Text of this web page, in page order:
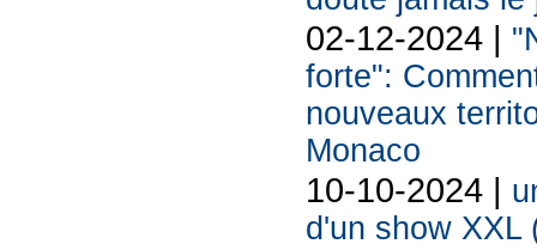
02-12-2024 |
forte":
nouveaux
Monaco
10-10-2024 |
d'un show XXL